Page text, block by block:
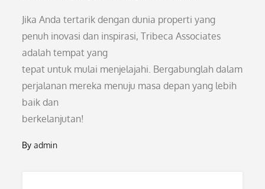
Jika Anda tertarik dengan dunia properti yang
penuh inovasi dan inspirasi, Tribeca Associates
adalah tempat yang
tepat untuk mulai menjelajahi. Bergabunglah dalam
perjalanan mereka menuju masa depan yang lebih
baik dan
berkelanjutan!
Byadmin